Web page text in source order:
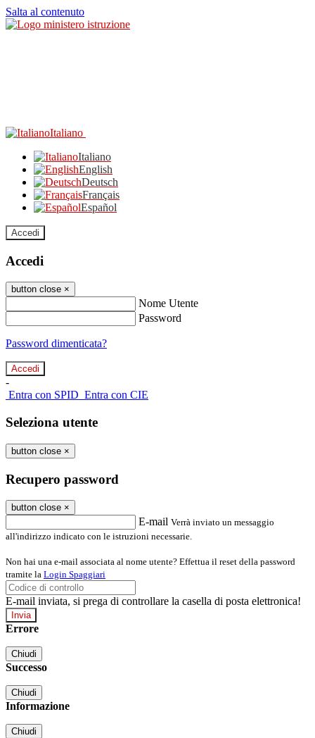
Salta al contenuto
Italiano
Italiano
English
Deutsch
Français
Español
Accedi
Accedi
button close ×
Nome Utente
Password
Password dimenticata?
-
Entra con SPID Entra con CIE
Seleziona utente
button close ×
Recupero password
button close ×
E-mail Verrà inviato un messaggio
all'indirizzo indicato con le istruzioni necessarie.
Non hai una e-mail associata al nome utente? Effettua il reset della password
tramite la Login Spaggiari
E-mail inviata, si prega di controllare la casella di posta elettronica!
Errore
Chiudi
Successo
Chiudi
Informazione
Chiudi